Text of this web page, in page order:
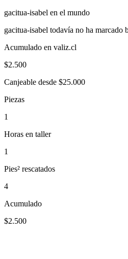
gacitua-isabel en el mundo
gacitua-isabel todavía no ha marcado
Acumulado en valiz.cl
$2.500
Canjeable desde $25.000
Piezas
1
Horas en taller
1
Pies² rescatados
4
Acumulado
$2.500